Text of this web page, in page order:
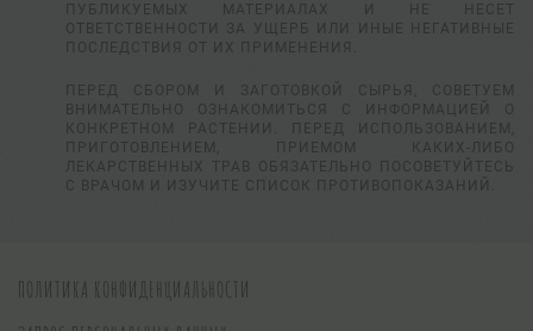
ПУБЛИКУЕМЫХ МАТЕРИАЛАХ И НЕ НЕСЕТ
ОТВЕТСТВЕННОСТИ ЗА УЩЕРБ ИЛИ ИНЫЕ НЕГАТИВНЫЕ
ПОСЛЕДСТВИЯ ОТ ИХ ПРИМЕНЕНИЯ.
ПЕРЕД СБОРОМ И ЗАГОТОВКОЙ СЫРЬЯ, СОВЕТУЕМ
ВНИМАТЕЛЬНО ОЗНАКОМИТЬСЯ С ИНФОРМАЦИЕЙ О
КОНКРЕТНОМ РАСТЕНИИ. ПЕРЕД ИСПОЛЬЗОВАНИЕМ,
ПРИГОТОВЛЕНИЕМ, ПРИЕМОМ КАКИХ-ЛИБО
ЛЕКАРСТВЕННЫХ ТРАВ ОБЯЗАТЕЛЬНО ПОСОВЕТУЙТЕСЬ
С ВРАЧОМ И ИЗУЧИТЕ СПИСОК ПРОТИВОПОКАЗАНИЙ.
ПОЛИТИКА КОНФИДЕНЦИАЛЬНОСТИ